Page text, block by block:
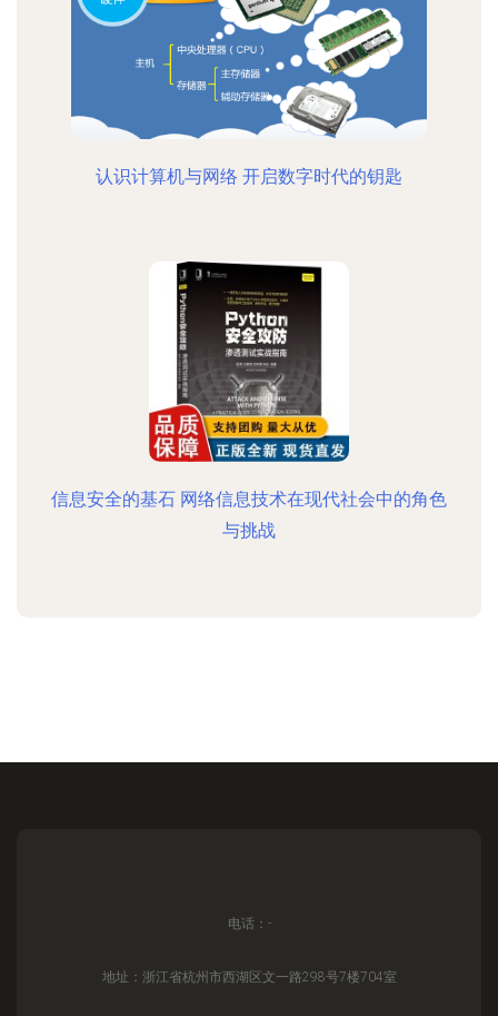
认识计算机与网络 开启数字时代的钥匙
信息安全的基石 网络信息技术在现代社会中的角色
与挑战
电话：-
地址：浙江省杭州市西湖区文一路298号7楼704室